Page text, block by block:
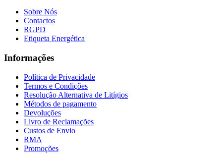
Sobre Nós
Contactos
RGPD
Etiqueta Energética
Informações
Política de Privacidade
Termos e Condições
Resolução Alternativa de Litígios
Métodos de pagamento
Devoluções
Livro de Reclamações
Custos de Envio
RMA
Promoções